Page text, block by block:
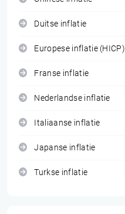
Duitse inflatie
Europese inflatie (HICP)
Franse inflatie
Nederlandse inflatie
Italiaanse inflatie
Japanse inflatie
Turkse inflatie